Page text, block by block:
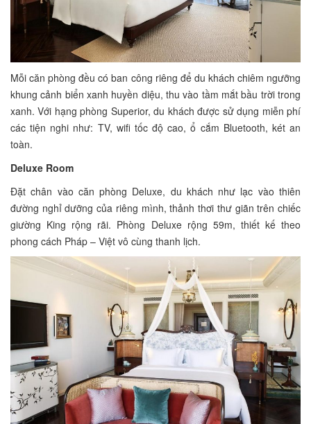
Mỗi căn phòng đều có ban công riêng để du khách chiêm ngưỡng
khung cảnh biển xanh huyền diệu, thu vào tầm mắt bầu trời trong
xanh. Với hạng phòng Superior, du khách được sử dụng miễn phí
các tiện nghi như: TV, wifi tốc độ cao, ổ cắm Bluetooth, két an
toàn.
Deluxe Room
Đặt chân vào căn phòng Deluxe, du khách như lạc vào thiên
đường nghỉ dưỡng của riêng mình, thảnh thơi thư giãn trên chiếc
giường King rộng rãi. Phòng Deluxe rộng 59m, thiết kế theo
phong cách Pháp – Việt vô cùng thanh lịch.